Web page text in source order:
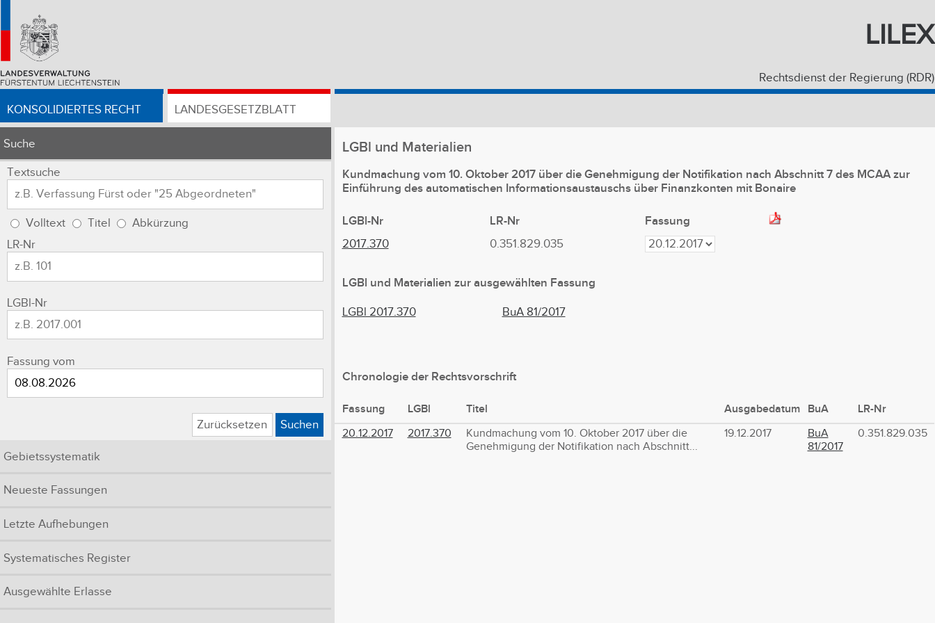
LILEX
Rechtsdienst der Regierung (RDR)
KONSOLIDIERTES RECHT LANDESGESETZBLATT
Suche
Textsuche
Volltext Titel
Abkürzung
LR-Nr
LGBl-Nr
Fassung vom
Zurücksetzen Suchen
Gebietssystematik
Neueste Fassungen
Letzte Aufhebungen
Systematisches Register
Ausgewählte Erlasse
LGBl und Materialien
Kundmachung vom 10. Oktober 2017 über die Genehmigung der Notifikation nach Abschnitt 7 des MCAA zur
Einführung des automatischen Informationsaustauschs über Finanzkonten mit Bonaire
LGBl-Nr LR-Nr
Fassung
2017.370
0.351.829.035
LGBl und Materialien zur ausgewählten Fassung
LGBl 2017.370 BuA 81/2017
Chronologie der Rechtsvorschrift
Fassung LGBl Titel Ausgabedatum BuA
LR-Nr
20.12.2017
2017.370
Kundmachung vom 10. Oktober 2017 über die
Genehmigung der Notifikation nach Abschnitt...
19.12.2017
BuA
81/2017
0.351.829.035